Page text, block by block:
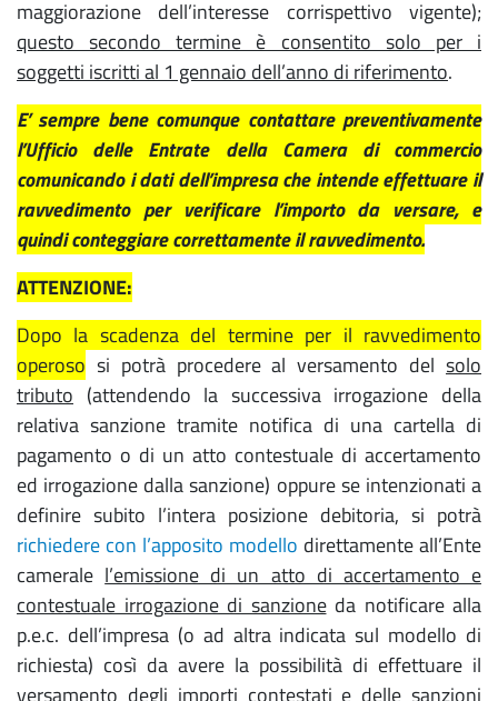
maggiorazione dell’interesse corrispettivo vigente);
questo secondo termine è consentito solo per i
soggetti iscritti al 1 gennaio dell’anno di riferimento.
E’ sempre bene comunque contattare preventivamente
l’Ufficio delle Entrate della Camera di commercio
comunicando i dati dell’impresa che intende effettuare il
ravvedimento per verificare l’importo da versare, e
quindi conteggiare correttamente il ravvedimento.
ATTENZIONE:
Dopo la scadenza del termine per il ravvedimento
operoso si potrà procedere al versamento del solo
tributo (attendendo la successiva irrogazione della
relativa sanzione tramite notifica di una cartella di
pagamento o di un atto contestuale di accertamento
ed irrogazione dalla sanzione) oppure se intenzionati a
definire subito l’intera posizione debitoria, si potrà
richiedere con l’apposito modello direttamente all’Ente
camerale l’emissione di un atto di accertamento e
contestuale irrogazione di sanzioneda notificare alla
p.e.c. dell’impresa (o ad altra indicata sul modello di
richiesta) così da avere la possibilità di effettuare il
versamento degli importi contestati e delle sanzioni